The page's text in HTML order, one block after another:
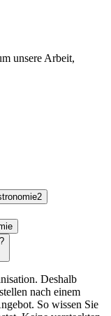
unsere Arbeit,
2
Deshalb
nach einem
So wissen Sie